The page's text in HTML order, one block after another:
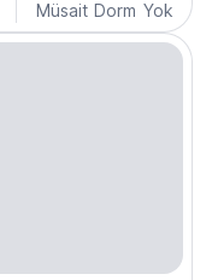
Müsait Dorm Yok